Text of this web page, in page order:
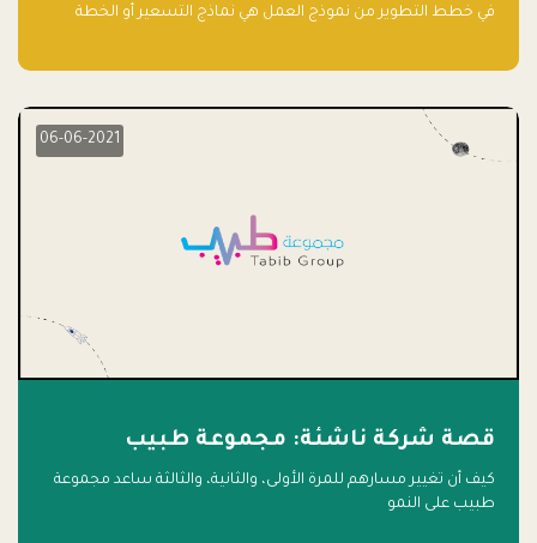
في خطط التطوير من نموذج العمل هي نماذج التسعير أو الخطة
06-06-2021
قصة شركة ناشئة: مجموعة طبيب
كيف أن تغيير مسارهم للمرة الأولى، والثانية، والثالثة ساعد مجموعة
طبيب على النمو